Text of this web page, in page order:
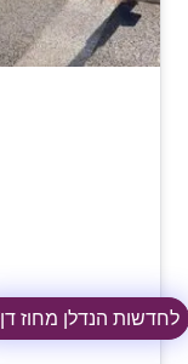
לחדשות הנדלן מחוז דן